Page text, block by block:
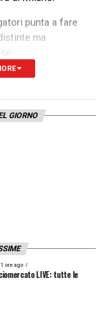
punta a fare
ma
pilotate
all’Inter.
gestione del VAR,
carattere
Il
focalizzato
della Federazione,
GIORNO
ore ago
LIVE: tutte le